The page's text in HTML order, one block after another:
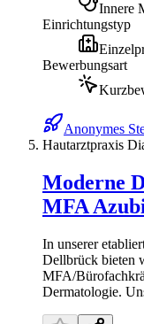
Innere
Einrichtungstyp
Bewerbungsart
Anonymes
Hautarztpraxis
Moderne
MFA
In unserer
Dellbrück bieten
MFA/
Dermatologie.